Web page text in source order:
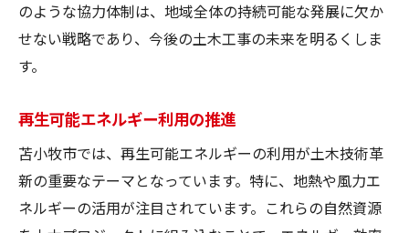
のような協力体制は、地域全体の持続可能な発展に欠か
せない戦略であり、今後の土木工事の未来を明るくしま
す。
再生可能エネルギー利用の推進
苫小牧市では、再生可能エネルギーの利用が土木技術革
新の重要なテーマとなっています。特に、地熱や風力エ
ネルギーの活用が注目されています。これらの自然資源